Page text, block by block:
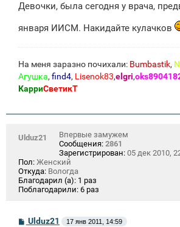
б
е
н
Девочки, была сегодня у врача,
января ИИСМ. Накидайте кулачков
На меня заразно почихали: Bumbastik,
Агушка, find4, Lisenok83,elgri,
КарриСветикТ
Ulduz21
Впервые замужем
Сообщения: 2861
Зарегистрирован: 05 дек 2010,
Пол: Женский
Откуда: Вологда
Благодарил (а): 1 раз
Поблагодарили: 6 раз
СUlduz21 17 янв 2011, 14:59